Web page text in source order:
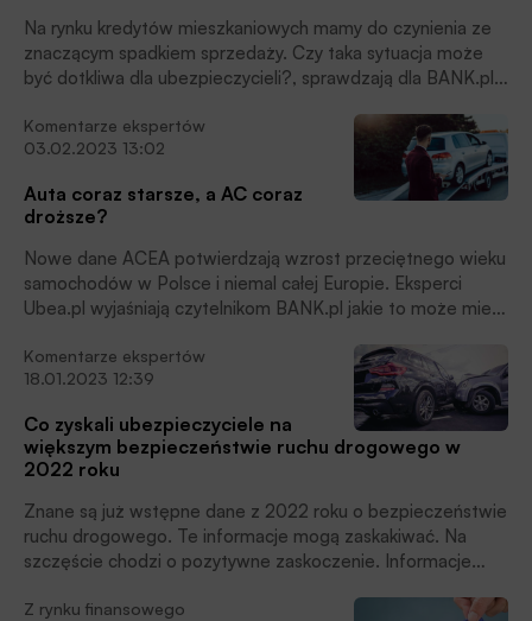
Na rynku kredytów mieszkaniowych mamy do czynienia ze
znaczącym spadkiem sprzedaży. Czy taka sytuacja może
być dotkliwa dla ubezpieczycieli?, sprawdzają dla BANK.pl
Komentarze ekspertów
03.02.2023 13:02
Auta coraz starsze, a AC coraz
droższe?
Nowe dane ACEA potwierdzają wzrost przeciętnego wieku
samochodów w Polsce i niemal całej Europie. Eksperci
Ubea.pl wyjaśniają czytelnikom BANK.pl jakie to może mieć
Komentarze ekspertów
18.01.2023 12:39
Co zyskali ubezpieczyciele na
większym bezpieczeństwie ruchu drogowego w
2022 roku
Znane są już wstępne dane z 2022 roku o bezpieczeństwie
ruchu drogowego. Te informacje mogą zaskakiwać. Na
szczęście chodzi o pozytywne zaskoczenie. Informacje
dodatkowy aspekt. Trzeba bowiem pamiętać, że miniony
Z rynku finansowego